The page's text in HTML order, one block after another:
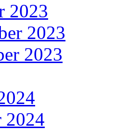
2023
2023
2023
2024